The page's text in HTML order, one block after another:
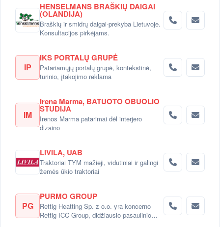
HENSELMANS BRAŠKIŲ DAIGAI
(OLANDIJA)
Braškių ir smidrų daigai-prekyba Lietuvoje.
Konsultacijos pirkėjams.
IP
IKS PORTALŲ GRUPĖ
Patariamųjų portalų grupė, kontekstinė,
turinio, įtakojimo reklama
IM
Irena Marma, BATUOTO OBUOLIO
STUDIJA
Irenos Marma patarimai dėl interjero
dizaino
LIVILA, UAB
Traktoriai TYM mažieji, vidutiniai ir galingi
žemės ūkio traktoriai
PG
PURMO GROUP
Rettig Heatting Sp. z o.o. yra koncerno
Rettig ICC Group, didžiausio pasaulinio